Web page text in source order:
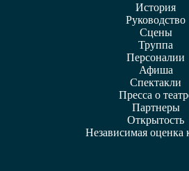
История
Руководство
Сцены
Труппа
Персоналии
Афиша
Спектакли
Пресса о
Партнеры
Открытость
Независимая оценка